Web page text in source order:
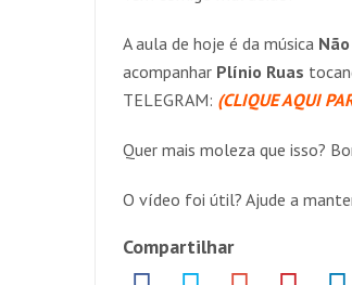
A aula de hoje é da música
acompanhar Plínio Ruas
TELEGRAM: (CLIQUE AQUI
Quer mais moleza que isso?
O vídeo foi útil? Ajude a
Compartilhar